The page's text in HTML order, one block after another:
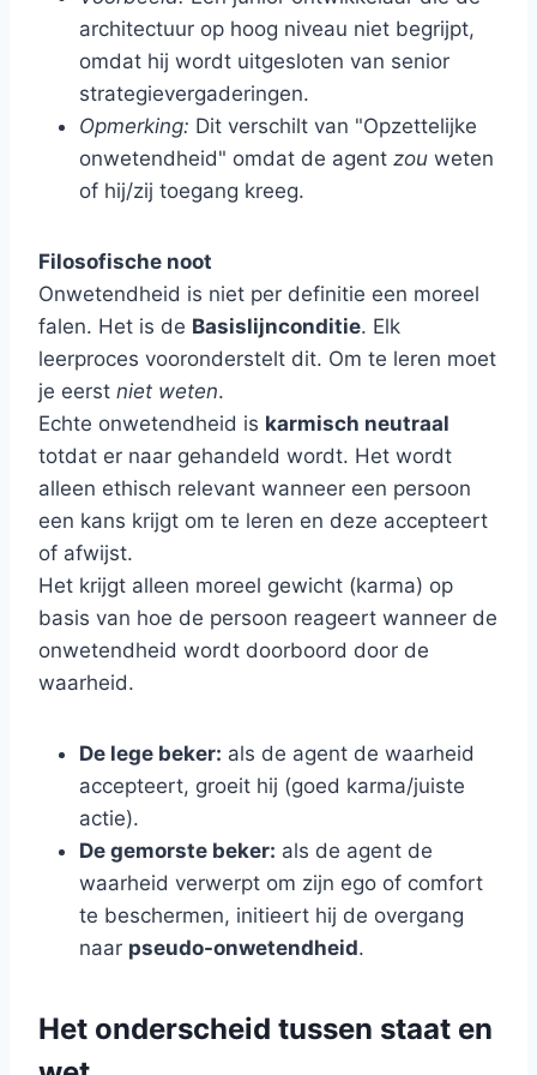
architectuur op hoog niveau niet begrijpt,
omdat hij wordt uitgesloten van senior
strategievergaderingen.
Opmerking: Dit verschilt van "Opzettelijke
onwetendheid" omdat de agent zou weten
of hij/zij toegang kreeg.
Filosofische noot
Onwetendheid is niet per definitie een moreel
falen. Het is de Basislijnconditie. Elk
leerproces vooronderstelt dit. Om te leren moet
je eerst niet weten.
Echte onwetendheid is karmisch neutraal
totdat er naar gehandeld wordt. Het wordt
alleen ethisch relevant wanneer een persoon
een kans krijgt om te leren en deze accepteert
of afwijst.
Het krijgt alleen moreel gewicht (karma) op
basis van hoe de persoon reageert wanneer de
onwetendheid wordt doorboord door de
waarheid.
De lege beker: als de agent de waarheid
accepteert, groeit hij (goed karma/juiste
actie).
De gemorste beker: als de agent de
waarheid verwerpt om zijn ego of comfort
te beschermen, initieert hij de overgang
naar pseudo-onwetendheid.
Het onderscheid tussen staat en